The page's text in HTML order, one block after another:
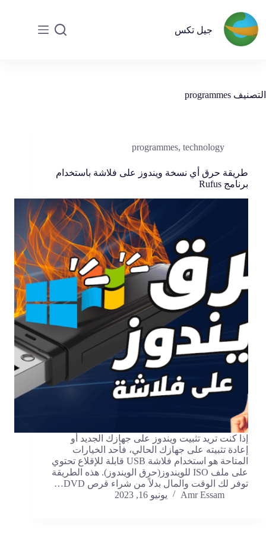
جيل تكس
التصنيف
programmes, technology
طريقة حرق أي نسخة ويندوز على فلاشة باستخدام
برنامج Rufus
إذا كنت تريد تثبيت ويندوز على جهازك الجديد أو
إعادة تثبيته على جهازك الحالي، فأحد الخيارات
المتاحة هو استخدام فلاشة USB قابلة للإقلاع تحتوي
على ملف ISO للويندوز(حرق الويندوز). هذه الطريقة
توفر لك الوقت والمال بدلاً من شراء قرص DVD…
Amr Essam
يونيو 16, 2023